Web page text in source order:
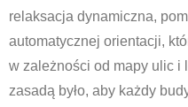
relaksacja dynamiczna,
automatycznej orientacji,
w zależności od mapy ulic i
zasadą było, aby każdy